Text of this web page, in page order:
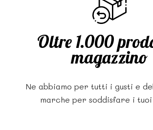
Oltre 1.000
magazzino
Ne abbiamo per tutti i gusti e
marche per soddisfare i